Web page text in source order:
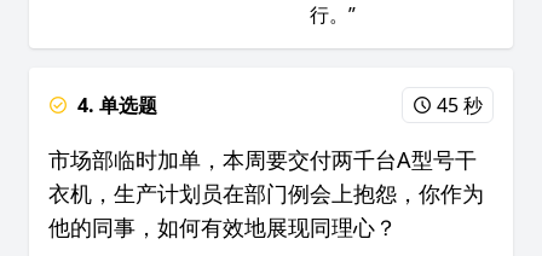
行。”
4. 单选题 45 秒
市场部临时加单，本周要交付两千台A型号干
衣机，生产计划员在部门例会上抱怨，你作为
他的同事，如何有效地展现同理心？